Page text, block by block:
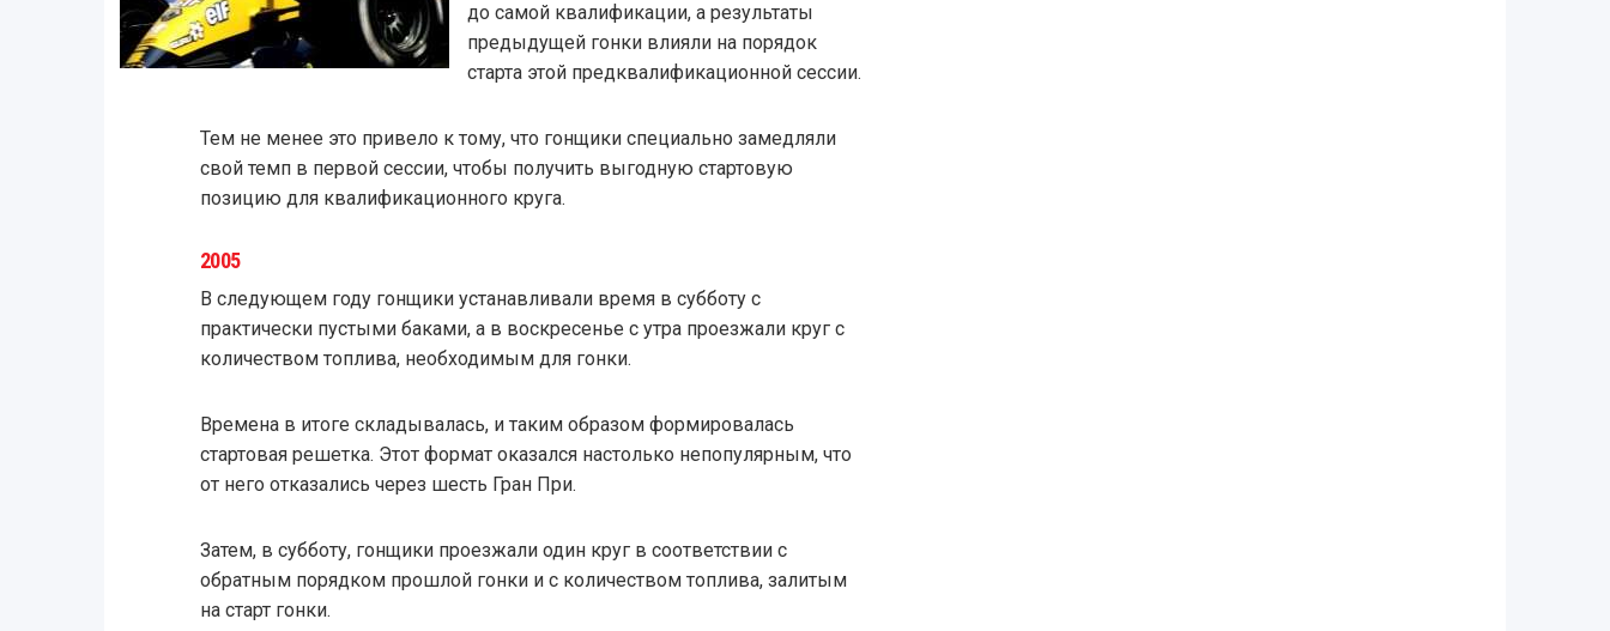
до самой квалификации, а результаты
предыдущей гонки влияли на порядок
старта этой предквалификационной сессии.
Тем не менее это привело к тому, что гонщики специально замедляли
свой темп в первой сессии, чтобы получить выгодную стартовую
позицию для квалификационного круга.
2005
В следующем году гонщики устанавливали время в субботу с
практически пустыми баками, а в воскресенье с утра проезжали круг с
количеством топлива, необходимым для гонки.
Времена в итоге складывалась, и таким образом формировалась
стартовая решетка. Этот формат оказался настолько непопулярным, что
от него отказались через шесть Гран При.
Затем, в субботу, гонщики проезжали один круг в соответствии с
обратным порядком прошлой гонки и с количеством топлива, залитым
на старт гонки.